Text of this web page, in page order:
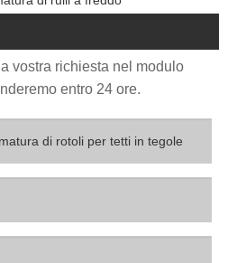
vostra richiesta nel modulo
entro 24 ore.